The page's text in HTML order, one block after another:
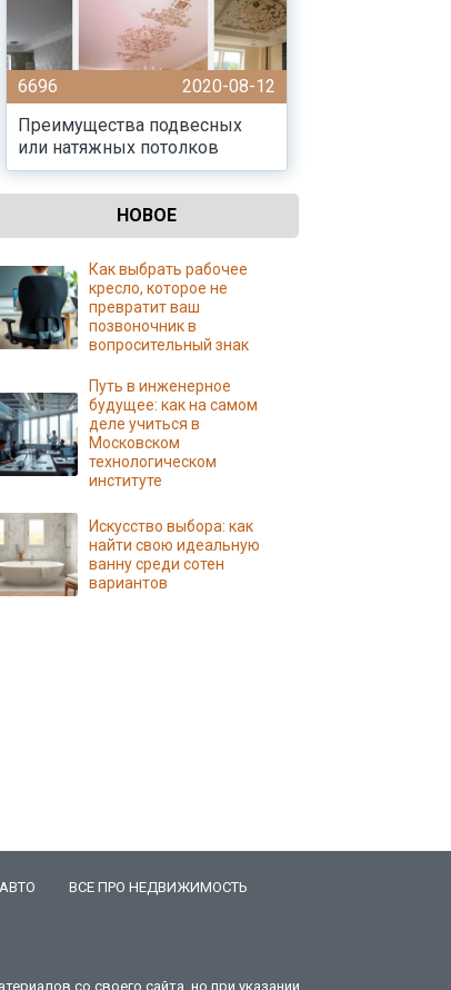
6696
2020-08-12
Преимущества подвесных
или натяжных потолков
НОВОЕ
Как выбрать рабочее
кресло, которое не
превратит ваш
позвоночник в
вопросительный знак
Путь в инженерное
будущее: как на самом
деле учиться в
Московском
технологическом
институте
Искусство выбора: как
найти свою идеальную
ванну среди сотен
вариантов
ВСЕ ПРО НЕДВИЖИМОСТЬ
со своего сайта, но при указании